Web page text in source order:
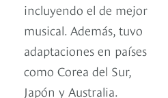
incluyendo el de mejor
musical. Además, tuvo
adaptaciones en países
como Corea del Sur,
Japón y Australia.